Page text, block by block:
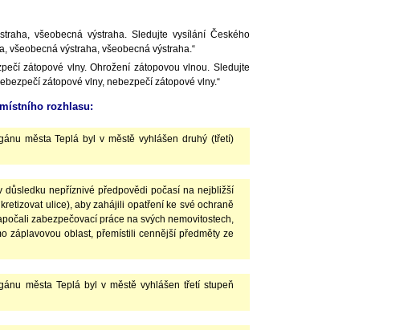
všeobecná výstraha. Sledujte vysílání Českého
všeobecná výstraha, všeobecná výstraha.“
zátopové vlny. Ohrožení zátopovou vlnou. Sledujte
zátopové vlny, nebezpečí zátopové vlny.“
rozhlasu:
města Teplá byl v městě vyhlášen druhý (třetí)
nepříznivé předpovědi počasí na nejbližší
ulice), aby zahájili opatření ke své ochraně
zabezpečovací práce na svých nemovitostech,
záplavovou oblast, přemístili cennější předměty ze
města Teplá byl v městě vyhlášen třetí stupeň